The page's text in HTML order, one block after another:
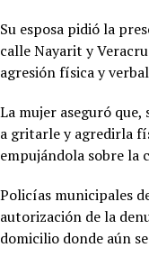
Su esposa pidió la
calle Nayarit y
agresión física y
La mujer aseguró
a gritarle y agredirla
empujándola sobre la
Policías municipales
autorización de la
domicilio donde aún